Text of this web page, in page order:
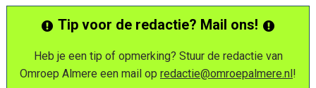
Tip voor de redactie? Mail ons!
Heb je een tip of opmerking? Stuur de redactie van
Omroep Almere een mail op redactie@omroepalmere.nl!